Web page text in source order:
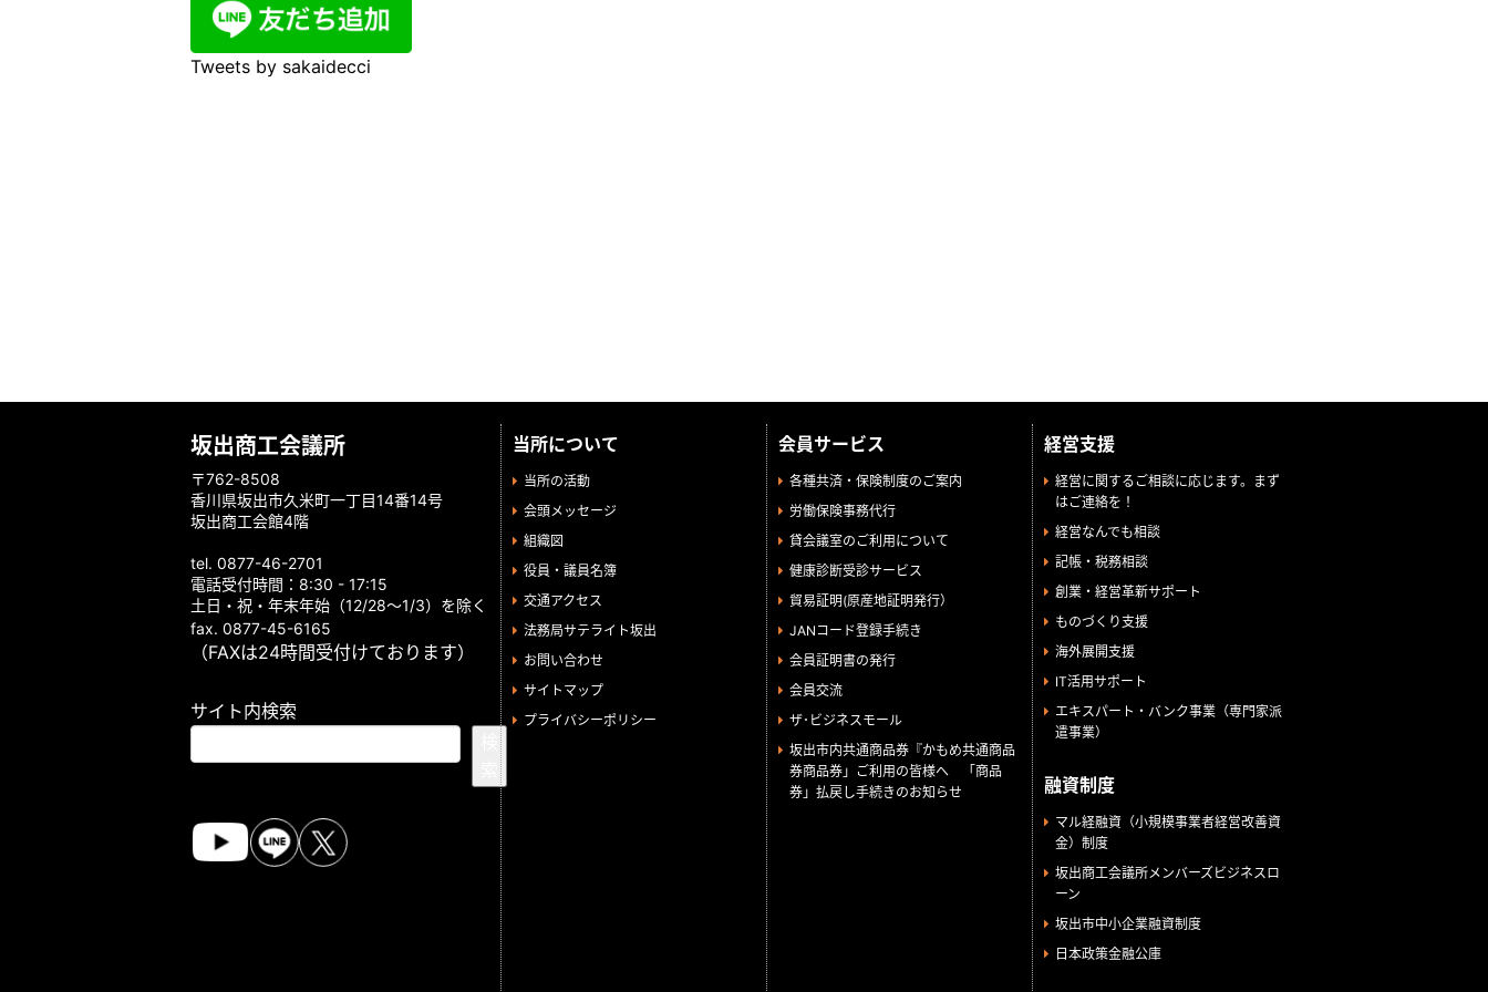
Tweets by sakaidecci
坂出商工会議所
〒762-8508
香川県坂出市久米町一丁目14番14号
坂出商工会館4階
tel. 0877-46-2701
電話受付時間：8:30 - 17:15
土日・祝・年末年始（12/28～1/3）を除く
fax. 0877-45-6165
（FAXは24時間受付けております）
サイト内検索
当所について
当所の活動
会頭メッセージ
組織図
役員・議員名簿
交通アクセス
法務局サテライト坂出
お問い合わせ
サイトマップ
プライバシーポリシー
会員サービス
各種共済・保険制度のご案内
労働保険事務代行
貸会議室のご利用について
健康診断受診サービス
貿易証明(原産地証明発行）
JANコード登録手続き
会員証明書の発行
会員交流
ザ･ビジネスモール
坂出市内共通商品券『かもめ共通商品
券商品券」ご利用の皆様へ 「商品
券」払戻し手続きのお知らせ
経営支援
経営に関するご相談に応じます。まず
はご連絡を！
経営なんでも相談
記帳・税務相談
創業・経営革新サポート
ものづくり支援
海外展開支援
IT活用サポート
エキスパート・バンク事業（専門家派
遣事業）
融資制度
マル経融資（小規模事業者経営改善資
金）制度
坂出商工会議所メンバーズビジネスロ
ーン
坂出市中小企業融資制度
日本政策金融公庫